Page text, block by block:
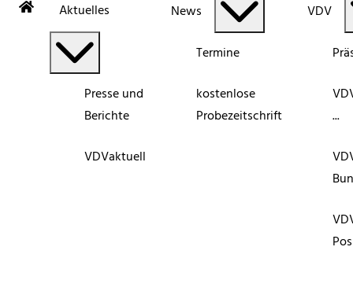
Aktuelles
Presse und
Berichte
VDVaktuell
News
Termine
kostenlose
Probezeitschrift
VDV
...